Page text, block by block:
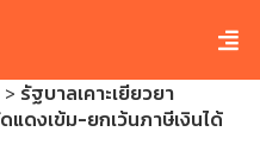
> รัฐบาลเคาะเยียวยา
ดงเข้ม-ยกเว้นภาษีเงินได้